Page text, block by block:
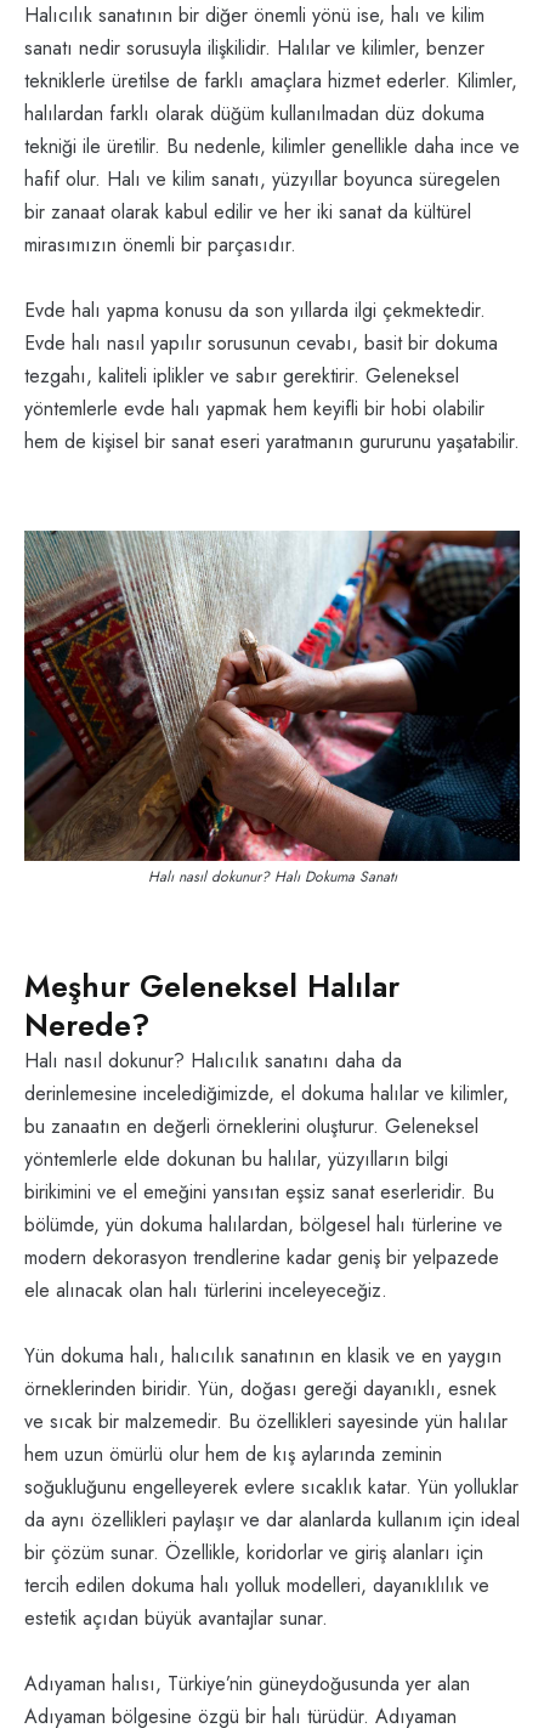
Halıcılık sanatının bir diğer önemli yönü ise, halı ve kilim
sanatı nedir sorusuyla ilişkilidir. Halılar ve kilimler, benzer
tekniklerle üretilse de farklı amaçlara hizmet ederler. Kilimler,
halılardan farklı olarak düğüm kullanılmadan düz dokuma
tekniği ile üretilir. Bu nedenle, kilimler genellikle daha ince ve
hafif olur. Halı ve kilim sanatı, yüzyıllar boyunca süregelen
bir zanaat olarak kabul edilir ve her iki sanat da kültürel
mirasımızın önemli bir parçasıdır.
Evde halı yapma konusu da son yıllarda ilgi çekmektedir.
Evde halı nasıl yapılır sorusunun cevabı, basit bir dokuma
tezgahı, kaliteli iplikler ve sabır gerektirir. Geleneksel
yöntemlerle evde halı yapmak hem keyifli bir hobi olabilir
hem de kişisel bir sanat eseri yaratmanın gururunu yaşatabilir.
Halı nasıl dokunur? Halı Dokuma Sanatı
Meşhur Geleneksel Halılar
Nerede?
Halı nasıl dokunur? Halıcılık sanatını daha da
derinlemesine incelediğimizde, el dokuma halılar ve kilimler,
bu zanaatın en değerli örneklerini oluşturur. Geleneksel
yöntemlerle elde dokunan bu halılar, yüzyılların bilgi
birikimini ve el emeğini yansıtan eşsiz sanat eserleridir. Bu
bölümde, yün dokuma halılardan, bölgesel halı türlerine ve
modern dekorasyon trendlerine kadar geniş bir yelpazede
ele alınacak olan halı türlerini inceleyeceğiz.
Yün dokuma halı, halıcılık sanatının en klasik ve en yaygın
örneklerinden biridir. Yün, doğası gereği dayanıklı, esnek
ve sıcak bir malzemedir. Bu özellikleri sayesinde yün halılar
hem uzun ömürlü olur hem de kış aylarında zeminin
soğukluğunu engelleyerek evlere sıcaklık katar. Yün yolluklar
da aynı özellikleri paylaşır ve dar alanlarda kullanım için ideal
bir çözüm sunar. Özellikle, koridorlar ve giriş alanları için
tercih edilen dokuma halı yolluk modelleri, dayanıklılık ve
estetik açıdan büyük avantajlar sunar.
Adıyaman halısı, Türkiye’nin güneydoğusunda yer alan
Adıyaman bölgesine özgü bir halı türüdür. Adıyaman